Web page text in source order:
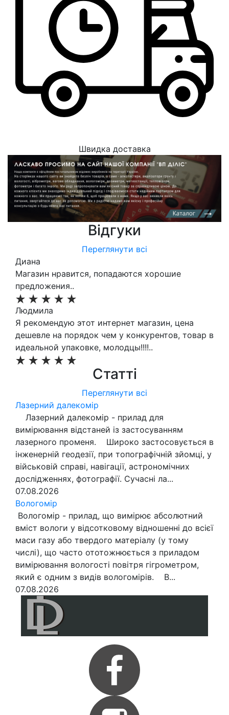
Швидка доставка
Відгуки
Переглянути всі
Диана
Магазин нравится, попадаются хорошие
предложения..
Людмила
Я рекомендую этот интернет магазин, цена
дешевле на порядок чем у конкурентов, товар в
идеальной упаковке, молодцы!!!!..
Статті
Переглянути всі
Лазерний далекомір
Лазерний далекомір - прилад для
вимірювання відстаней із застосуванням
лазерного променя. Широко застосовується в
інженерній геодезії, при топографічній зйомці, у
військовій справі, навігації, астрономічних
дослідженнях, фотографії. Сучасні ла...
07.08.2026
Вологомір
Вологомір - прилад, що вимірює абсолютний
вміст вологи у відсотковому відношенні до всієї
маси газу або твердого матеріалу (у тому
числі), що часто ототожнюється з приладом
вимірювання вологості повітря гігрометром,
який є одним з видів вологомірів. В...
07.08.2026